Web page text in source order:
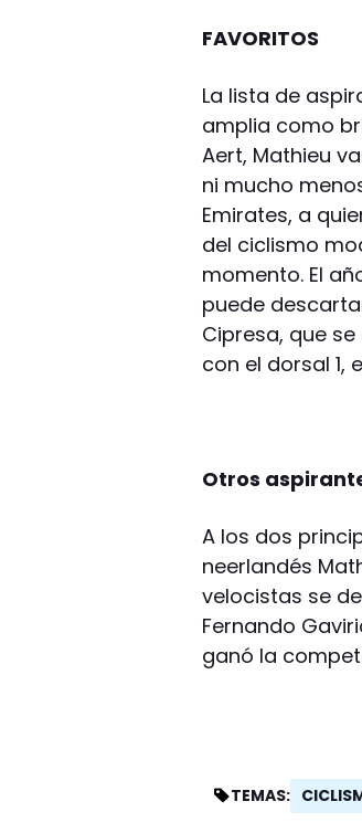
FAVORITOS
La lista de
amplia como
Aert, Mathieu
ni mucho
Emirates, a
del ciclismo
momento. El
puede
Cipresa, que
con el dorsal 1,
Otros
A los dos
neerlandés
velocistas se
Fernando
ganó la
TEMAS: